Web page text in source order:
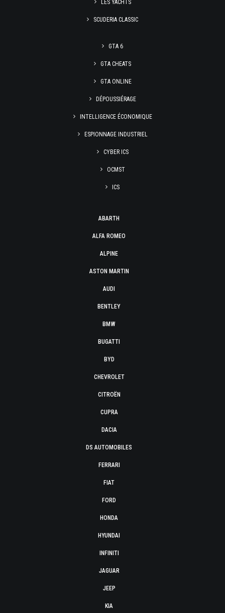
LES YACHTS
SCUDERIA CLASSIC
GTA 6
GTA CHEATS
GTA ONLINE
DÉPOUSSIÉRAGE
INTELLIGENCE ÉCONOMIQUE
ESPIONNAGE INDUSTRIEL
CYBER ICS
OCMST
ICS
ABARTH
ALFA ROMEO
ALPINE
ASTON MARTIN
AUDI
BENTLEY
BMW
BUGATTI
BYD
CHEVROLET
CITROËN
CUPRA
DACIA
DS AUTOMOBILES
FERRARI
FIAT
FORD
HONDA
HYUNDAI
INFINITI
JAGUAR
JEEP
KIA